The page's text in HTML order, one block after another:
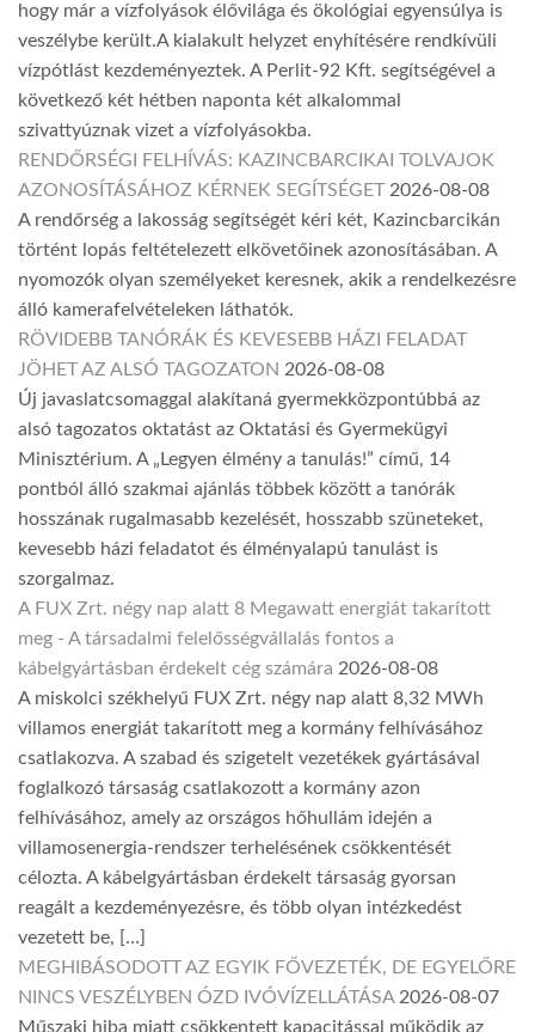
hogy már a vízfolyások élővilága és ökológiai egyensúlya is
veszélybe került.A kialakult helyzet enyhítésére rendkívüli
vízpótlást kezdeményeztek. A Perlit-92 Kft. segítségével a
következő két hétben naponta két alkalommal
szivattyúznak vizet a vízfolyásokba.
RENDŐRSÉGI FELHÍVÁS: KAZINCBARCIKAI TOLVAJOK
AZONOSÍTÁSÁHOZ KÉRNEK SEGÍTSÉGET 2026-08-08
A rendőrség a lakosság segítségét kéri két, Kazincbarcikán
történt lopás feltételezett elkövetőinek azonosításában. A
nyomozók olyan személyeket keresnek, akik a rendelkezésre
álló kamerafelvételeken láthatók.
RÖVIDEBB TANÓRÁK ÉS KEVESEBB HÁZI FELADAT
JÖHET AZ ALSÓ TAGOZATON 2026-08-08
Új javaslatcsomaggal alakítaná gyermekközpontúbbá az
alsó tagozatos oktatást az Oktatási és Gyermekügyi
Minisztérium. A „Legyen élmény a tanulás!” című, 14
pontból álló szakmai ajánlás többek között a tanórák
hosszának rugalmasabb kezelését, hosszabb szüneteket,
kevesebb házi feladatot és élményalapú tanulást is
szorgalmaz.
A FUX Zrt. négy nap alatt 8 Megawatt energiát takarított
meg - A társadalmi felelősségvállalás fontos a
kábelgyártásban érdekelt cég számára 2026-08-08
A miskolci székhelyű FUX Zrt. négy nap alatt 8,32 MWh
villamos energiát takarított meg a kormány felhívásához
csatlakozva. A szabad és szigetelt vezetékek gyártásával
foglalkozó társaság csatlakozott a kormány azon
felhívásához, amely az országos hőhullám idején a
villamosenergia-rendszer terhelésének csökkentését
célozta. A kábelgyártásban érdekelt társaság gyorsan
reagált a kezdeményezésre, és több olyan intézkedést
vezetett be, […]
MEGHIBÁSODOTT AZ EGYIK FŐVEZETÉK, DE EGYELŐRE
NINCS VESZÉLYBEN ÓZD IVÓVÍZELLÁTÁSA 2026-08-07
Műszaki hiba miatt csökkentett kapacitással működik az